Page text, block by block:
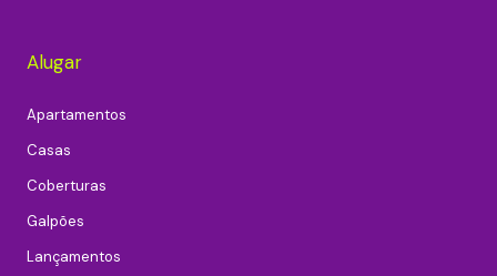
Alugar
Apartamentos
Casas
Coberturas
Galpões
Lançamentos